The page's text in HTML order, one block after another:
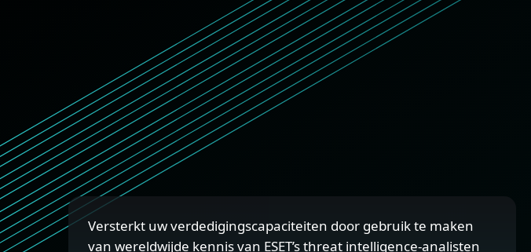
Versterkt uw verdedigingscapaciteiten door gebruik te maken
van wereldwijde kennis van ESET’s threat intelligence-analisten